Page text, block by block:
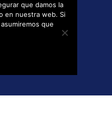
que damos la
en nuestra web. Si
que